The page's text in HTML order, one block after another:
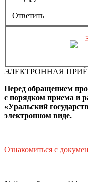
Ответить
Вы бронируете
мобильный номер
Способ оплаты
ЭЛЕКТРОННАЯ
Перед обращением
с порядком приема и
«Уральский
электронном виде.
Ознакомиться с